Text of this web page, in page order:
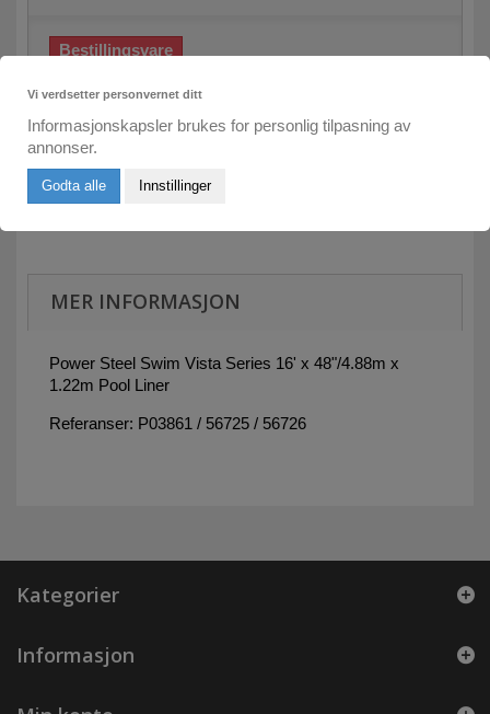
Bestillingsvare
Send meg e-post om leveringstid
MER INFORMASJON
Power Steel Swim Vista Series 16' x 48"/4.88m x
1.22m Pool Liner
Referanser: P03861 / 56725 / 56726
Kategorier
Informasjon
Vi verdsetter personvernet ditt
Informasjonskapsler brukes for personlig tilpasning av
annonser.
Godta alle Innstillinger